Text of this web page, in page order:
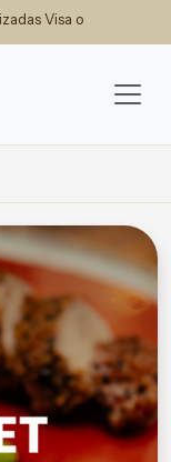
Visa o